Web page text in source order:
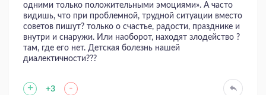
одними только положительными эмоциями». А часто
видишь, что при проблемной, трудной ситуации вместо
советов пишут? только о счастье, радости, празднике и
внутри и снаружи. Или наоборот, находят злодейство ?
там, где его нет. Детская болезнь нашей
диалектичности???
+ +3 -